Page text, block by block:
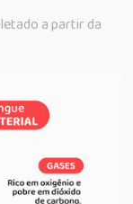
a partir da